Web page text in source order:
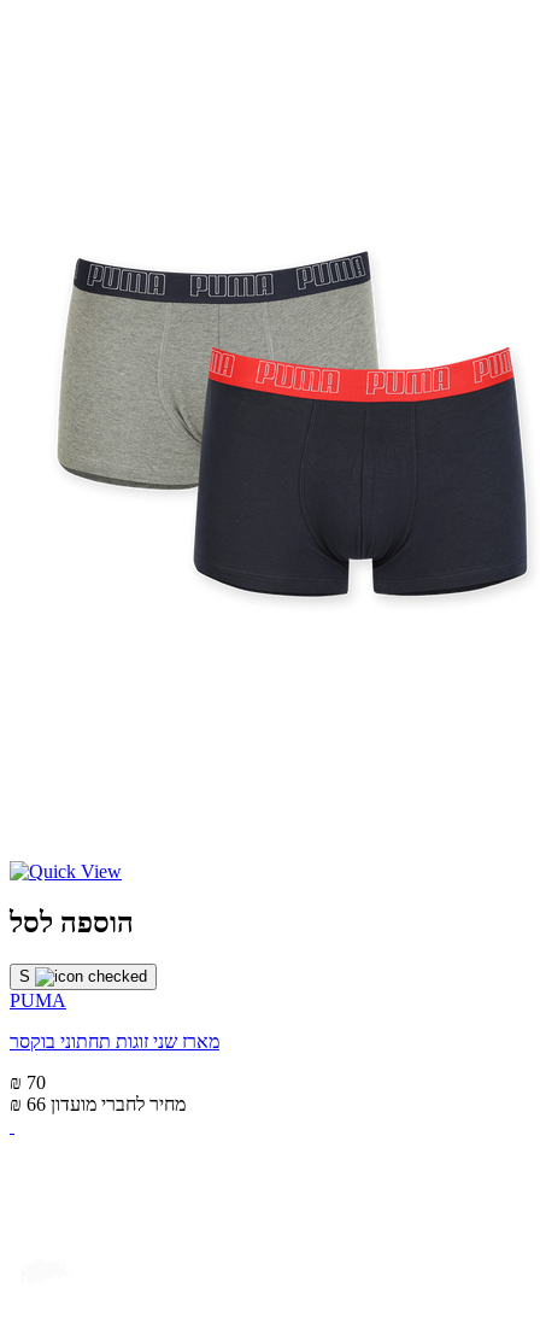
הוספה לסל
S
PUMA
מארז שני זוגות תחתוני בוקסר
₪ 70
₪ 66 מחיר לחברי מועדון